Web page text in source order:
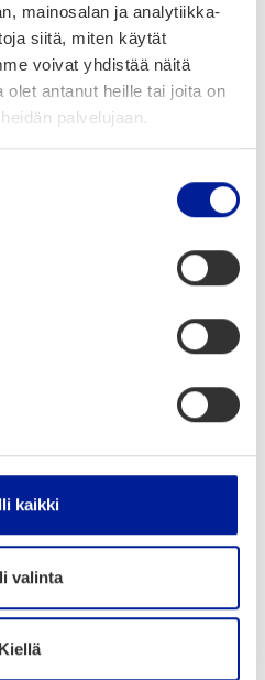
mainosalan ja analytiikka-
siitä, miten käytät
voivat yhdistää näitä
olet antanut heille tai joita on
palvelujaan.
kaikki
valinta
Kiellä
vuo­den, han­ki­ke­
ole Oulus­sa ihme­tyk­
vaa­riin poten­ti­aa­li­
toi­seen. Kau­pun­ki
var­mis­te­
pyö­räi­ly ovat useim­mil­le
haluat muut­tua
ihas­te­le­maan huur­teis­
mah­ta­va ulkoi­lu­
Meri-Top­pi­lan
on ihas­
sivuil­ta (avau­tuu
tal­vi­pyö­räi­li­
ja kypä­rä riit­tä­